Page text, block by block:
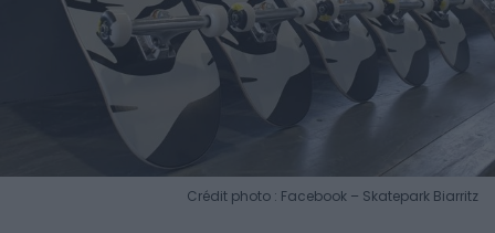
Crédit photo : Facebook – Skatepark Biarritz